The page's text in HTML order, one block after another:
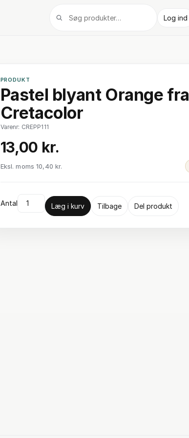
Log ind
PRODUKT
Pastel blyant Orange fra
Cretacolor
Varenr: CREPP111
13,00 kr.
Eksl. moms 10,40 kr.
Antal Læg i kurv Tilbage Del produkt